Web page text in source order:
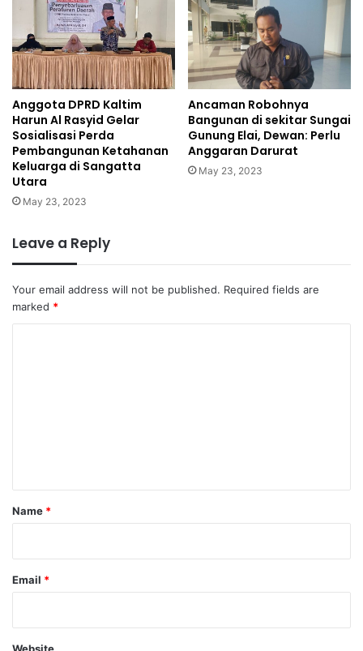
Anggota DPRD Kaltim
Harun Al Rasyid Gelar
Sosialisasi Perda
Pembangunan Ketahanan
Keluarga di Sangatta
Utara
May 23, 2023
Ancaman Robohnya
Bangunan di sekitar Sungai
Gunung Elai, Dewan: Perlu
Anggaran Darurat
May 23, 2023
Leave a Reply
Your email address will not be published. Required fields are
marked *
*
Name *
Email *